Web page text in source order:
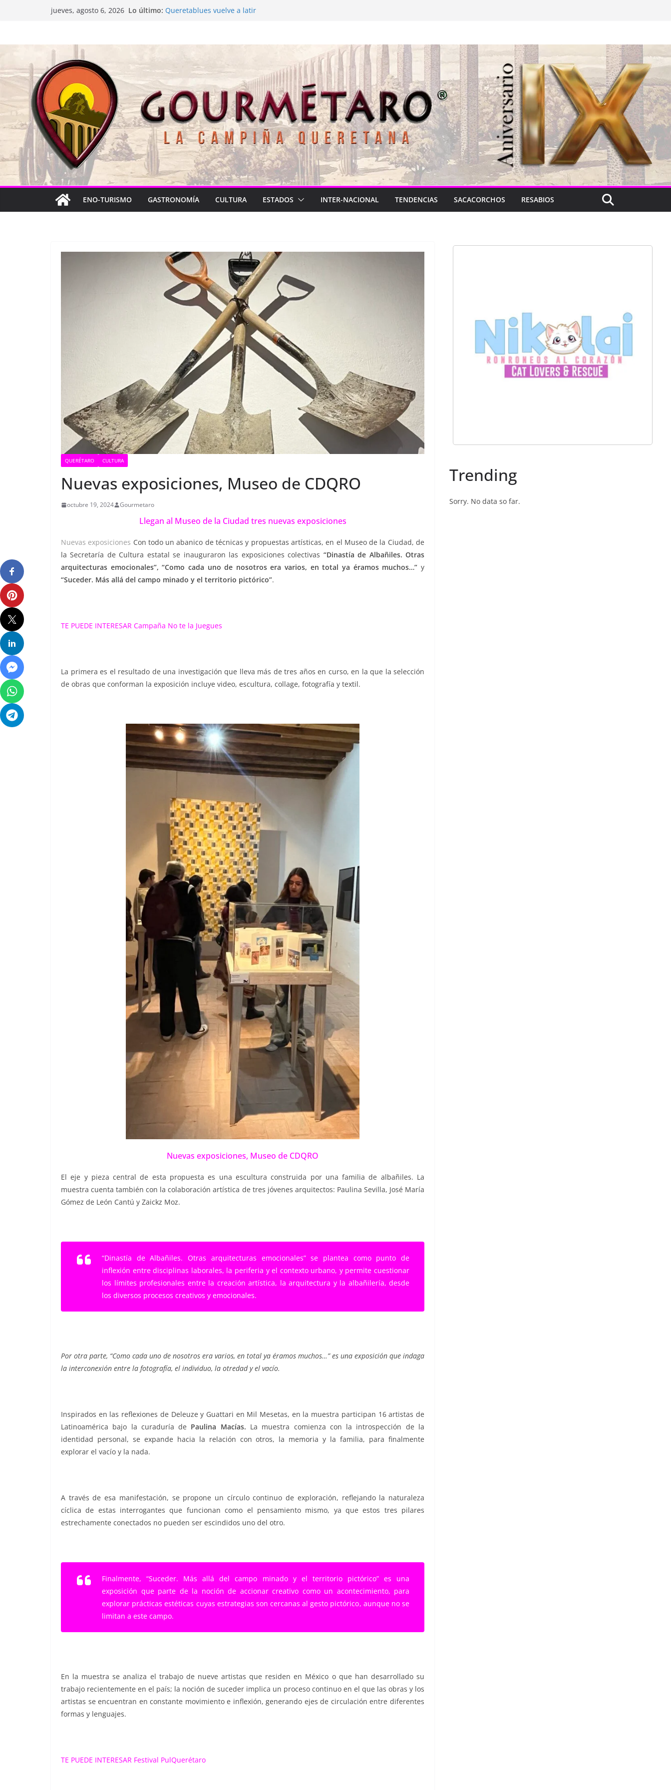
jueves, agosto 6, 2026 Lo último: Queretablues vuelve a latir
ENO-TURISMO GASTRONOMÍA CULTURA ESTADOS INTER-NACIONAL TENDENCIAS SACACORCHOS RESABIOS
QUERÉTARO CULTURA
Nuevas exposiciones, Museo de CDQRO
octubre 19, 2024 Gourmetaro
Llegan al Museo de la Ciudad tres nuevas exposiciones
Nuevas exposiciones Con todo un abanico de técnicas y propuestas artísticas, en el Museo de la Ciudad, de
la Secretaría de Cultura estatal se inauguraron las exposiciones colectivas “Dinastía de Albañiles. Otras
arquitecturas emocionales”, “Como cada uno de nosotros era varios, en total ya éramos muchos…” y
“Suceder. Más allá del campo minado y el territorio pictórico”.
TE PUEDE INTERESAR Campaña No te la Juegues
La primera es el resultado de una investigación que lleva más de tres años en curso, en la que la selección
de obras que conforman la exposición incluye video, escultura, collage, fotografía y textil.
Nuevas exposiciones, Museo de CDQRO
El eje y pieza central de esta propuesta es una escultura construida por una familia de albañiles. La
muestra cuenta también con la colaboración artística de tres jóvenes arquitectos: Paulina Sevilla, José María
Gómez de León Cantú y Zaickz Moz.
“Dinastía de Albañiles. Otras arquitecturas emocionales” se plantea como punto de
inflexión entre disciplinas laborales, la periferia y el contexto urbano, y permite cuestionar
los límites profesionales entre la creación artística, la arquitectura y la albañilería, desde
los diversos procesos creativos y emocionales.
Por otra parte, “Como cada uno de nosotros era varios, en total ya éramos muchos…” es una exposición que indaga
la interconexión entre la fotografía, el individuo, la otredad y el vacío.
Inspirados en las reflexiones de Deleuze y Guattari en Mil Mesetas, en la muestra participan 16 artistas de
Latinoamérica bajo la curaduría de Paulina Macías. La muestra comienza con la introspección de la
identidad personal, se expande hacia la relación con otros, la memoria y la familia, para finalmente
explorar el vacío y la nada.
A través de esa manifestación, se propone un círculo continuo de exploración, reflejando la naturaleza
cíclica de estas interrogantes que funcionan como el pensamiento mismo, ya que estos tres pilares
estrechamente conectados no pueden ser escindidos uno del otro.
Finalmente, “Suceder. Más allá del campo minado y el territorio pictórico” es una
exposición que parte de la noción de accionar creativo como un acontecimiento, para
explorar prácticas estéticas cuyas estrategias son cercanas al gesto pictórico, aunque no se
limitan a este campo.
En la muestra se analiza el trabajo de nueve artistas que residen en México o que han desarrollado su
trabajo recientemente en el país; la noción de suceder implica un proceso continuo en el que las obras y los
artistas se encuentran en constante movimiento e inflexión, generando ejes de circulación entre diferentes
formas y lenguajes.
TE PUEDE INTERESAR Festival PulQuerétaro
Trending
Sorry. No data so far.